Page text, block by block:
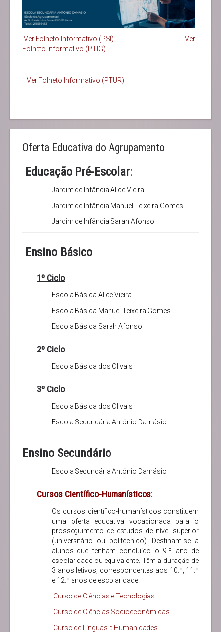
Ver Folheto Informativo (PSI)
Ver
Folheto Informativo (PTIG)
Ver Folheto Informativo (PTUR)
Oferta Educativa do Agrupamento
Educação Pré-Escolar:
Jardim de Infância Alice Vieira
Jardim de Infância Manuel Teixeira Gomes
Jardim de Infância Sarah Afonso
Ensino Básico
1º Ciclo
Escola Básica Alice Vieira
Escola Básica Manuel Teixeira Gomes
Escola Básica Sarah Afonso
2º Ciclo
Escola Básica dos Olivais
3º Ciclo
Escola Básica dos Olivais
Escola Secundária António Damásio
Ensino Secundário
Escola Secundária António Damásio
Cursos Científico-Humanísticos:
Os cursos científico-humanísticos constituem
uma oferta educativa vocacionada para o
prosseguimento de estudos de nível superior
(universitário ou politécnico). Destinam-se a
alunos que tenham concluído o 9.º ano de
escolaridade ou equivalente. Têm a duração de
3 anos letivos, correspondentes aos 10.º, 11.º
e 12.º anos de escolaridade.
Curso de Ciências e Tecnologias
Curso de Ciências Socioeconómicas
Curso de Línguas e Humanidades